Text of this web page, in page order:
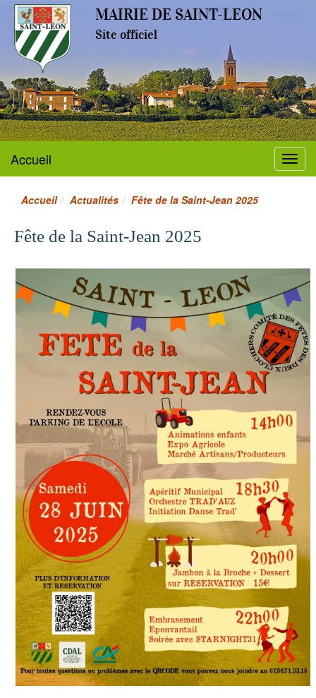
MAIRIE DE SAINT-LEON
Site officiel
Menu
Accueil
Accueil Actualités Fête de la Saint-Jean 2025
Fête de la Saint-Jean 2025